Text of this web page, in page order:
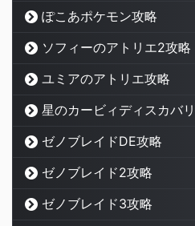
ぽこあポケモン攻略
ソフィーのアトリエ2攻略
ユミアのアトリエ攻略
星のカービィディスカバ
ゼノブレイドDE攻略
ゼノブレイド2攻略
ゼノブレイド3攻略